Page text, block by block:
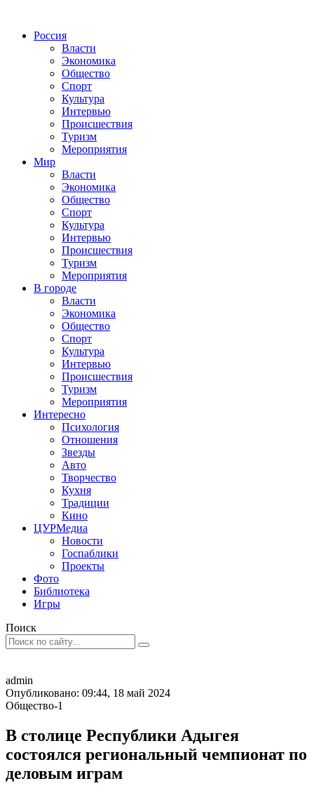
Россия
Власти
Экономика
Общество
Спорт
Культура
Интервью
Происшествия
Туризм
Мероприятия
Мир
Власти
Экономика
Общество
Спорт
Культура
Интервью
Происшествия
Туризм
Мероприятия
В городе
Власти
Экономика
Общество
Спорт
Культура
Интервью
Происшествия
Туризм
Мероприятия
Интересно
Психология
Отношения
Звезды
Авто
Творчество
Кухня
Традиции
Кино
ЦУРМедиа
Новости
Госпаблики
Проекты
Фото
Библиотека
Игры
Поиск
admin
Опубликовано: 09:44, 18 май 2024
Общество-1
В столице Республики Адыгея
состоялся региональный чемпионат по
деловым играм